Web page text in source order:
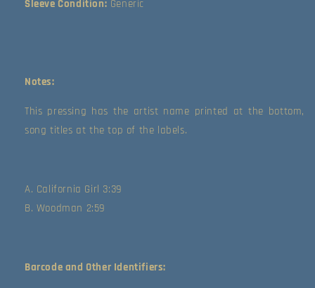
Sleeve Condition: Generic
Notes:
This pressing has the artist name printed at the bottom,
song titles at the top of the labels.
A. California Girl 3:39
B. Woodman 2:59
Barcode and Other Identifiers: